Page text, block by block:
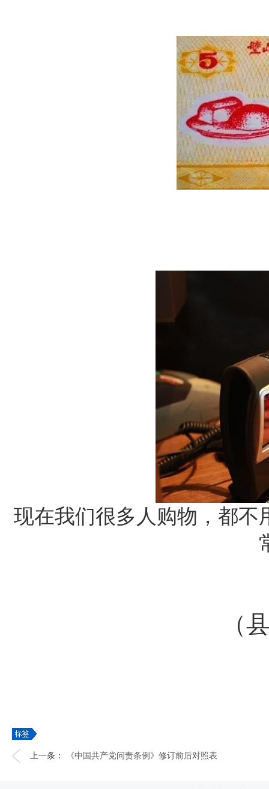
现在我们很多人购物，都不
（
上一条： 《中国共产党问责条例》修订前后对照表